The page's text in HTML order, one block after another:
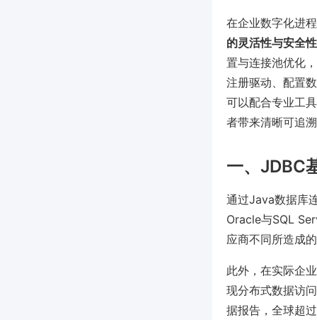
在企业数字化进
的灵活性与安全性
置与连接池优化
注册驱动、配置
可以配合专业工
者带来清晰可追
一、JDBC
通过Java数据库
Oracle与SQL
应商不同所造成
此外，在实际企
现分布式数据访
据报告，全球超